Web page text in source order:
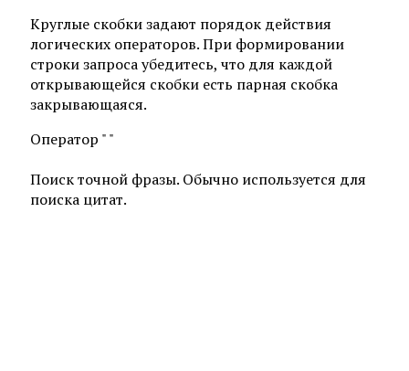
Круглые скобки задают порядок действия
логических операторов. При формировании
строки запроса убедитесь, что для каждой
открывающейся скобки есть парная скобка
закрывающаяся.
Оператор " "
Поиск точной фразы. Обычно используется для
поиска цитат.